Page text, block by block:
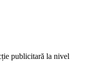
publicitară la nivel